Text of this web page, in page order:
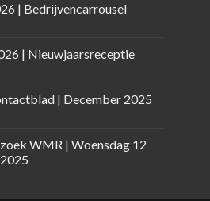
| Bedrijvencarrousel
| Nieuwjaarsreceptie
| December 2025
WMR | Woensdag 12